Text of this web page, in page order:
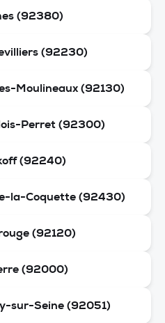
(92380)
(92230)
Moulineaux (92130)
Perret (92300)
(92240)
la-Coquette (92430)
(92120)
(92000)
sur-Seine (92051)